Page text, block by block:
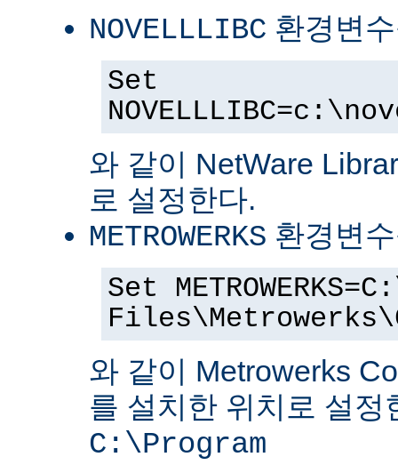
NOVELLLIBC 환경변
Set
와 같이 NetWare
로 설정한다.
METROWERKS 환경변
Set
와 같이 Metrowerks
를 설치한 위치로 설정
C:\Program